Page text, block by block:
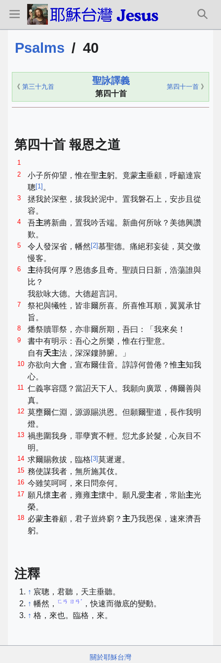
Psalms / 40
《 第三十九首
聖詠譯義
第四十首
第四十一首 》
第四十首 報恩之道
1
2
小子所仰望，惟在聖主躬。竟蒙主垂顧，呼籲達宸
聰[1] 。
3
拯我於深壑，拔我於泥中。置我磐石上，安步且從
容。
4 吾主將新曲，置我吟舌端。新曲何所咏？美德興讚
歎。
5 令人發深省，幡然 [2]慕聖德。痛絕邪妄徒，莫交傲
慢客。
6 主待我何厚？恩德多且奇。聖蹟日日新，浩蕩誰與
比？
我欲咏大德。大德超言詞。
7
祭祀與犧牲，皆非爾所喜。所喜惟耳順，翼翼承甘
旨。
8 燔祭贖罪祭，亦非爾所期，吾曰：「我來矣！
9
書中有明示：吾心之所樂，惟在行聖意。
自有天主法，深深鏤肺腑。」
10 亦欲向大會，宣布爾佳音。諄諄何曾倦？惟主知我
心。
11 仁義寧容隱？當詔天下人。我願向廣眾，傳爾善與
真。
12 莫壅爾仁淵，源源賜洪恩。但願爾聖道，長作我明
燈。
13 禍患圍我身，罪孽實不輕。愆尤多於髮，心灰目不
明。
14 求爾賜救拔，臨格 [3]莫遲遲。
15 務使謀我者，無所施其伎。
16 今雖笑呵呵，來日問奈何。
17 願凡懷主者，雍雍主懷中。願凡愛主者，常貽主光
榮。
18 必蒙主眷顧，君子豈終窮？主乃我恩保，速來濟吾
躬。
注釋
↑ 宸聰，君聽，天主垂聽。
↑ 幡然， ㄈㄢ ㄖㄢˊ
，快速而徹底的變動。
↑ 格，來也。臨格，來。
關於耶穌台灣